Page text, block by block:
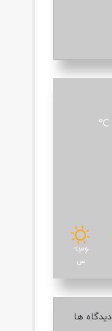
℃
36
℃
س
دیدگاه ها